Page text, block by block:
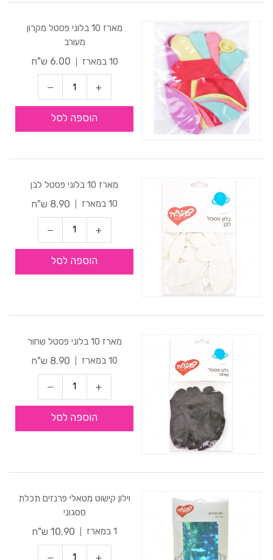
מארז 10 בלוני פסטל מקרון
מעורב
10 במארז
6.00 ש"ח
הוספה לסל
מארז 10 בלוני פסטל לבן
10 במארז
8.90 ש"ח
הוספה לסל
מארז 10 בלוני פסטל שחור
10 במארז
8.90 ש"ח
הוספה לסל
וילון קישוט מטאלי פרנזים תכלת
ססגוני
1 במארז
10.90 ש"ח